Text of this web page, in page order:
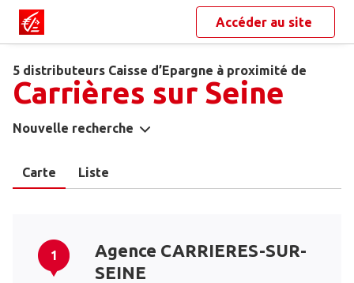
Accéder au site
5 distributeurs Caisse d’Epargne à proximité de
Carrières sur Seine
Nouvelle recherche
Carte Liste
1
Agence CARRIERES-SUR-
SEINE